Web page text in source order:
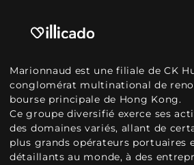
Marionnaud est une filiale de CK
conglomérat multinational de
bourse principale de Hong Kong.
Ce groupe diversifié exerce ses
des domaines variés, allant de
plus grands opérateurs portuaires
détaillants au monde, à des